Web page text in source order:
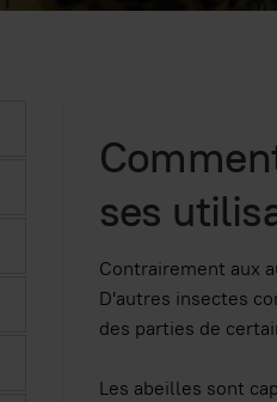
ses
Contrairement aux
D'autres insectes
des parties de
Les abeilles sont